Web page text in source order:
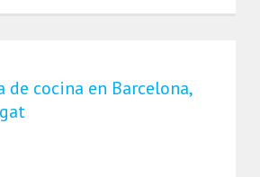
de cocina en Barcelona,